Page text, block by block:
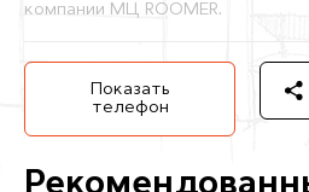
компании МЦ ROOMER.
Показать
телефон